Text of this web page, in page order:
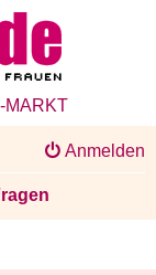
MARKT
Anmelden